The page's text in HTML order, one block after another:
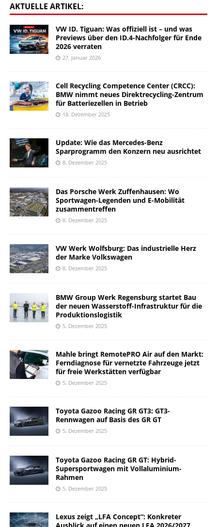
AKTUELLE ARTIKEL:
VW ID. Tiguan: Was offiziell ist – und was
Previews über den ID.4-Nachfolger für Ende
2026 verraten
27. Januar 2026
Cell Recycling Competence Center (CRCC):
BMW nimmt neues Direktrecycling-Zentrum
für Batteriezellen in Betrieb
18. Dezember 2025
Update: Wie das Mercedes-Benz
Sparprogramm den Konzern neu ausrichtet
8. Dezember 2025
Das Porsche Werk Zuffenhausen: Wo
Sportwagen-Legenden und E-Mobilität
zusammentreffen
8. Dezember 2025
VW Werk Wolfsburg: Das industrielle Herz
der Marke Volkswagen
8. Dezember 2025
BMW Group Werk Regensburg startet Bau
der neuen Wasserstoff-Infrastruktur für die
Produktionslogistik
5. Dezember 2025
Mahle bringt RemotePRO Air auf den Markt:
Ferndiagnose für vernetzte Fahrzeuge jetzt
für freie Werkstätten verfügbar
5. Dezember 2025
Toyota Gazoo Racing GR GT3: GT3-
Rennwagen auf Basis des GR GT
5. Dezember 2025
Toyota Gazoo Racing GR GT: Hybrid-
Supersportwagen mit Vollaluminium-
Rahmen
5. Dezember 2025
Lexus zeigt „LFA Concept“: Konkreter